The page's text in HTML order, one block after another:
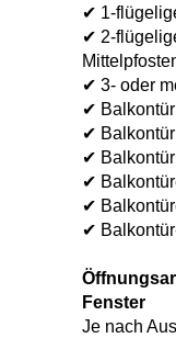
✔ 1-
✔ 2-
✔ 3- oder
✔
✔
✔
✔
✔
✔
Fenster
Je nach